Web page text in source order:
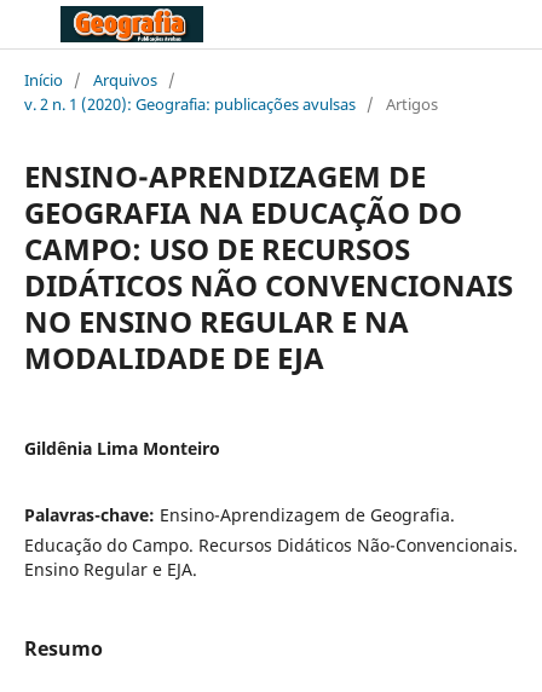
Início / Arquivos /
v. 2 n. 1 (2020): Geografia: publicações avulsas / Artigos
ENSINO-APRENDIZAGEM DE
GEOGRAFIA NA EDUCAÇÃO DO
CAMPO: USO DE RECURSOS
DIDÁTICOS NÃO CONVENCIONAIS
NO ENSINO REGULAR E NA
MODALIDADE DE EJA
Gildênia Lima Monteiro
Palavras-chave: Ensino-Aprendizagem de Geografia.
Educação do Campo. Recursos Didáticos Não-Convencionais.
Ensino Regular e EJA.
Resumo